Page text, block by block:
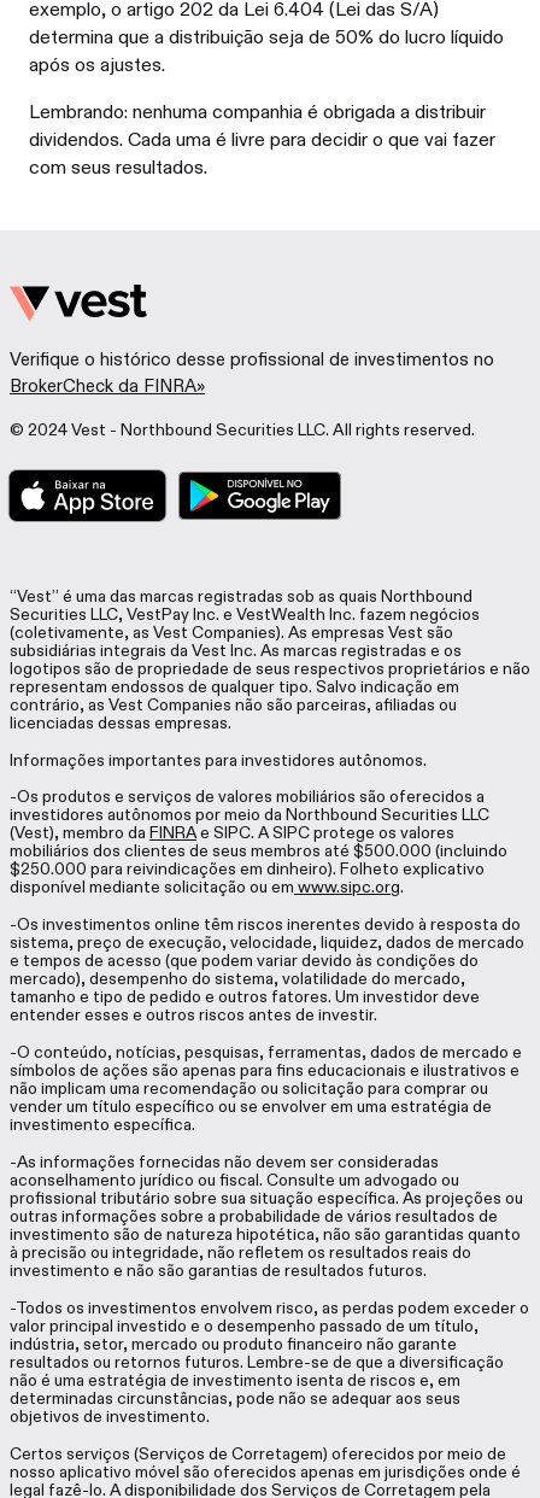
exemplo, o artigo 202 da Lei 6.404 (Lei das S/A)
determina que a distribuição seja de 50% do lucro líquido
após os ajustes.
Lembrando: nenhuma companhia é obrigada a distribuir
dividendos. Cada uma é livre para decidir o que vai fazer
com seus resultados.
Verifique o histórico desse profissional de investimentos no
BrokerCheck da FINRA»
© 2024 Vest - Northbound Securities LLC. All rights reserved.
“Vest” é uma das marcas registradas sob as quais Northbound
Securities LLC, VestPay Inc. e VestWealth Inc. fazem negócios
(coletivamente, as Vest Companies). As empresas Vest são
subsidiárias integrais da Vest Inc. As marcas registradas e os
logotipos são de propriedade de seus respectivos proprietários e não
representam endossos de qualquer tipo. Salvo indicação em
contrário, as Vest Companies não são parceiras, afiliadas ou
licenciadas dessas empresas.
Informações importantes para investidores autônomos.
-Os produtos e serviços de valores mobiliários são oferecidos a
investidores autônomos por meio da Northbound Securities LLC
(Vest), membro da FINRAe SIPC. A SIPC protege os valores
mobiliários dos clientes de seus membros até $500.000 (incluindo
$250.000 para reivindicações em dinheiro). Folheto explicativo
disponível mediante solicitação ou em www.sipc.org.
-Os investimentos online têm riscos inerentes devido à resposta do
sistema, preço de execução, velocidade, liquidez, dados de mercado
e tempos de acesso (que podem variar devido às condições do
mercado), desempenho do sistema, volatilidade do mercado,
tamanho e tipo de pedido e outros fatores. Um investidor deve
entender esses e outros riscos antes de investir.
-O conteúdo, notícias, pesquisas, ferramentas, dados de mercado e
símbolos de ações são apenas para fins educacionais e ilustrativos e
não implicam uma recomendação ou solicitação para comprar ou
vender um título específico ou se envolver em uma estratégia de
investimento específica.
-As informações fornecidas não devem ser consideradas
aconselhamento jurídico ou fiscal. Consulte um advogado ou
profissional tributário sobre sua situação específica. As projeções ou
outras informações sobre a probabilidade de vários resultados de
investimento são de natureza hipotética, não são garantidas quanto
à precisão ou integridade, não refletem os resultados reais do
investimento e não são garantias de resultados futuros.
-Todos os investimentos envolvem risco, as perdas podem exceder o
valor principal investido e o desempenho passado de um título,
indústria, setor, mercado ou produto financeiro não garante
resultados ou retornos futuros. Lembre-se de que a diversificação
não é uma estratégia de investimento isenta de riscos e, em
determinadas circunstâncias, pode não se adequar aos seus
objetivos de investimento.
Certos serviços (Serviços de Corretagem) oferecidos por meio de
nosso aplicativo móvel são oferecidos apenas em jurisdições onde é
legal fazê-lo. A disponibilidade dos Serviços de Corretagem pela